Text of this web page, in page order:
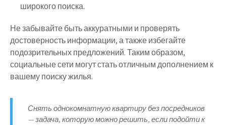
широкого поиска.
Не забывайте быть аккуратными и проверять
достоверность информации, а также избегайте
подозрительных предложений. Таким образом,
социальные сети могут стать отличным дополнением к
вашему поиску жилья.
Снять однокомнатную квартиру без посредников
— задача, которую можно решить, если подойти к